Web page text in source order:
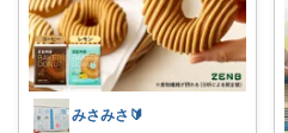
みさみさ🔰